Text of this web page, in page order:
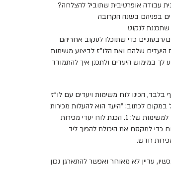
עבודה אופרטיבית שתוביל להצלחה?
לך במימוש היעדים ולתכנן איך להתמודד
הכינו לוח משימות ויעדים עם לו"ז
לכתוב: "היעד הוא להעלות מכירות
ב 20% עד סוף השנה", יש לפרק את ניעד למשימות של: 1. הכנת לוח יעדי מכירות
כדי למקסם את היכולת להפוך ליד
חשבתם על שנת 2020 עד עכשיו, עדיין לא מאוחר ואפשר להתארגן נכון